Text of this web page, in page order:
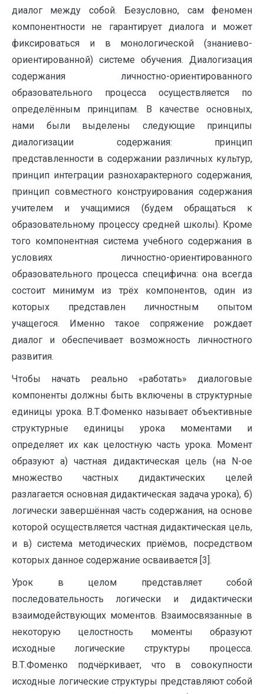
диалог между собой. Безусловно, сам феномен
компонентности не гарантирует диалога и может
фиксироваться и в монологической (знаниево-
ориентированной) системе обучения. Диалогизация
содержания личностно-ориентированного
образовательного процесса осуществляется по
определённым принципам. В качестве основных,
нами были выделены следующие принципы
диалогизации содержания: принцип
представленности в содержании различных культур,
принцип интеграции разнохарактерного содержания,
принцип совместного конструирования содержания
учителем и учащимися (будем обращаться к
образовательному процессу средней школы). Кроме
того компонентная система учебного содержания в
условиях личностно-ориентированного
образовательного процесса специфична: она всегда
состоит минимум из трёх компонентов, один из
которых представлен личностным опытом
учащегося. Именно такое сопряжение рождает
диалог и обеспечивает возможность личностного
развития.
Чтобы начать реально «работать» диалоговые
компоненты должны быть включены в структурные
единицы урока. В.Т.Фоменко называет объективные
структурные единицы урока моментами и
определяет их как целостную часть урока. Момент
образуют а) частная дидактическая цель (на N-ое
множество частных дидактических целей
разлагается основная дидактическая задача урока), б)
логически завершённая часть содержания, на основе
которой осуществляется частная дидактическая цель,
и в) система методических приёмов, посредством
которых данное содержание осваивается [3].
Урок в целом представляет собой
последовательность логически и дидактически
взаимодействующих моментов. Взаимосвязанные в
некоторую целостность моменты образуют
исходные логические структуры процесса.
В.Т.Фоменко подчёркивает, что в совокупности
исходные логические структуры представляют собой